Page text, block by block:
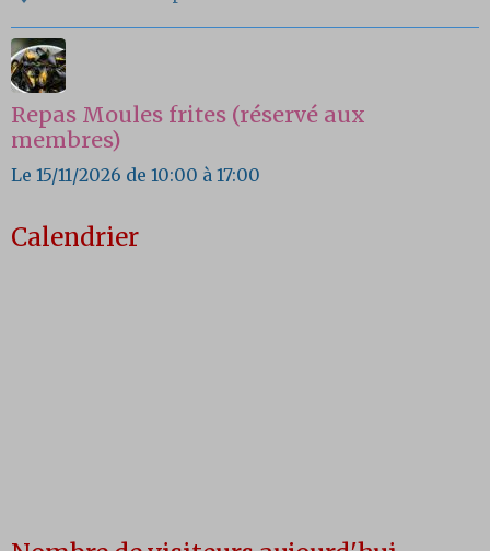
Repas Moules frites (réservé aux
membres)
Le 15/11/2026 de 10:00 à 17:00
Calendrier